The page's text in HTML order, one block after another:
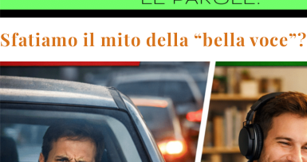
Sfatiamo il mito della “bella voce”?